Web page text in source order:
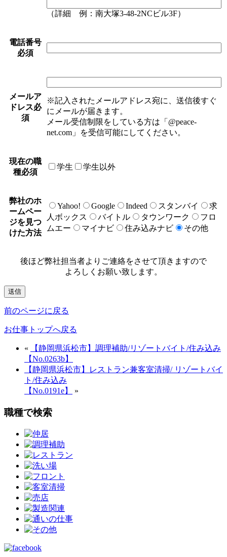
（詳細 例：南大塚3-48-2NCビル3F）
電話番号
必須
メールア
ドレス必
須
※記入されたメールアドレス宛に、送信後すぐ
にメールが届きます。
メール受信制限をしている方は「@peace-
net.com」を受信可能にしてください。
現在の職
種必須
学生 学生以外
弊社のホ
ームペー
ジを見つ
けた方法
Yahoo! Google Indeed スタンバイ
求
人ボックス
バイトル タウンワーク
フロ
ムエー
マイナビ 住み込みナビ その他
後ほど弊社担当者よりご連絡をさせて頂きますので
よろしくお願い致します。
前のページに戻る
お仕事トップへ戻る
«
【静岡県浜松市】調理補助/リゾートバイト/住み込み
【No.0263b】
【静岡県浜松市】レストラン兼客室清掃/ リゾートバイ
ト/住み込み
【No.0191e】
»
職種で検索